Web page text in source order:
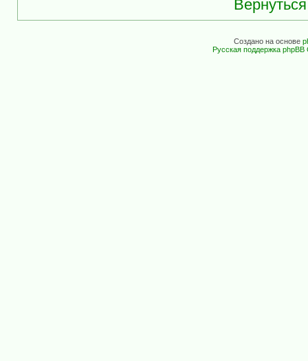
Создано на основе
Русская поддержка phpBB